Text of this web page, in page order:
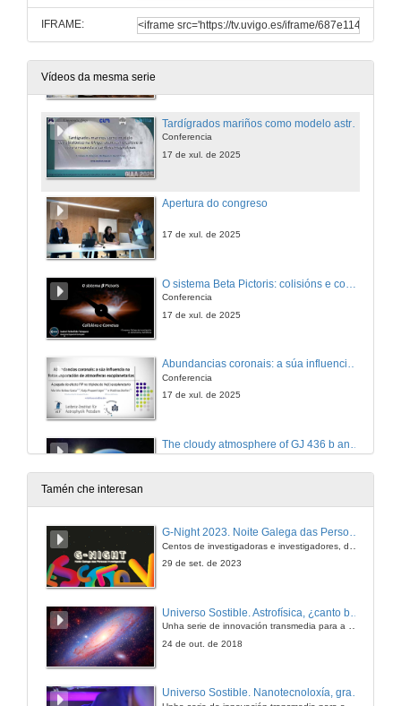
IFRAME:
Vídeos da mesma serie
Ciencias planetarias e Misións a Marte dende Galicia
Conferencia
17 de xul. de 2025
Apertura do congreso
17 de xul. de 2025
Conferencia
17 de xul. de 2025
Abundancias coronais: a súa influencia na fotoevaporación de atmosferas exoplanetarias
Conferencia
17 de xul. de 2025
Conference
17 de xul. de 2025
Conference
Conferencia
Conference
Tamén che interesan
G-Night 2023. Noite Galega das Persoas Investigadoras. Conciencias creativas
29 de set. de 2023
Unha serie de innovación transmedia para a divulgación da ciencia producida pola Crue e emitida pola 2 de TVE
24 de out. de 2018
Universo Sostible. Nanotecnoloxía, gran solución